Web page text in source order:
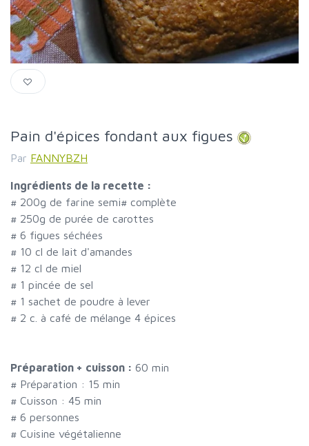
Pain d'épices fondant aux figues
Par FANNYBZH
Ingrédients de la recette :
# 200g de farine semi# complète
# 250g de purée de carottes
# 6 figues séchées
# 10 cl de lait d'amandes
# 12 cl de miel
# 1 pincée de sel
# 1 sachet de poudre à lever
# 2 c. à café de mélange 4 épices
Préparation + cuisson : 60 min
# Préparation : 15 min
# Cuisson : 45 min
# 6 personnes
# Cuisine végétalienne